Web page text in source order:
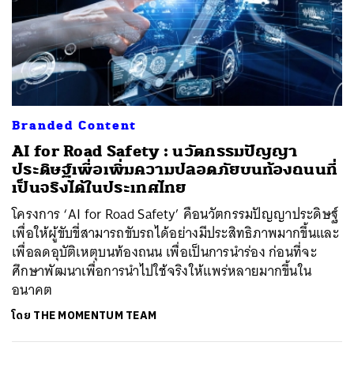
Branded Content
AI for Road Safety : นวัตกรรมปัญญา
ประดิษฐ์เพื่อเพิ่มความปลอดภัยบนท้องถนนที่
เป็นจริงได้ในประเทศไทย
โครงการ ‘AI for Road Safety’ คือนวัตกรรมปัญญาประดิษฐ์
เพื่อให้ผู้ขับขี่สามารถขับรถได้อย่างมีประสิทธิภาพมากขึ้นและ
เพื่อลดอุบัติเหตุบนท้องถนน เพื่อเป็นการนำร่อง ก่อนที่จะ
ศึกษาพัฒนาเพื่อการนำไปใช้จริงให้แพร่หลายมากขึ้นใน
อนาคต
โดย THE MOMENTUM TEAM
ค้นหา
SHARE TWEET